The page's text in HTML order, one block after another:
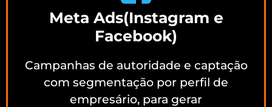
Meta Ads(Instagram e
Facebook)
Campanhas de autoridade e captação
com segmentação por perfil de
empresário, para gerar